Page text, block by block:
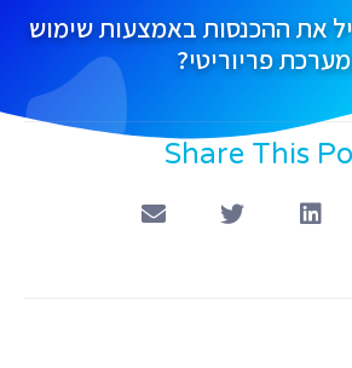
את ההכנסות באמצעות שימוש
פריוריטי?
Share This